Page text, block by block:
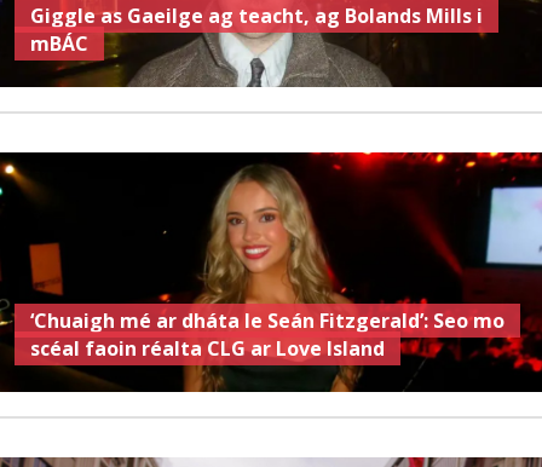
Giggle as Gaeilge ag teacht, ag Bolands Mills i
mBÁC
‘Chuaigh mé ar dháta le Seán Fitzgerald’: Seo mo
scéal faoin réalta CLG ar Love Island